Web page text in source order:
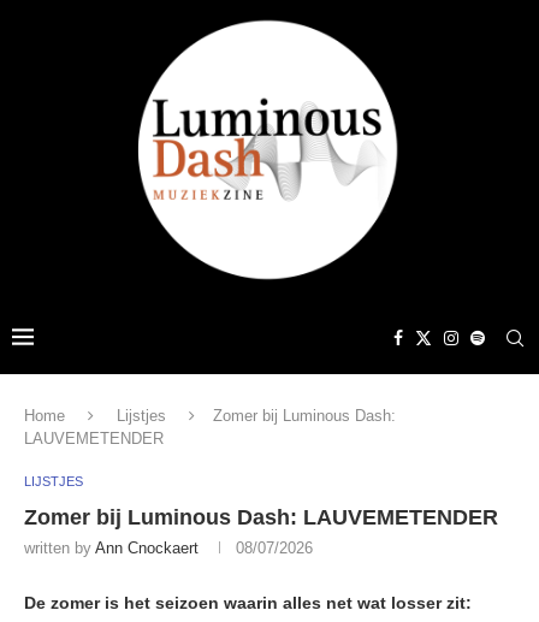
Home Lijstjes
Zomer bij Luminous Dash:
LAUVEMETENDER
LIJSTJES
Zomer bij Luminous Dash: LAUVEMETENDER
written by Ann Cnockaert 08/07/2026
De zomer is het seizoen waarin alles net wat losser zit: